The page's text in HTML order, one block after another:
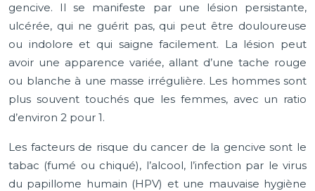
gencive. Il se manifeste par une lésion persistante,
ulcérée, qui ne guérit pas, qui peut être douloureuse
ou indolore et qui saigne facilement. La lésion peut
avoir une apparence variée, allant d’une tache rouge
ou blanche à une masse irrégulière. Les hommes sont
plus souvent touchés que les femmes, avec un ratio
d’environ 2 pour 1.
Les facteurs de risque du cancer de la gencive sont le
tabac (fumé ou chiqué), l’alcool, l’infection par le virus
du papillome humain (HPV) et une mauvaise hygiène